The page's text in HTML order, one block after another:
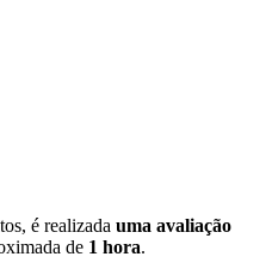
é realizada uma avaliação
de 1 hora.